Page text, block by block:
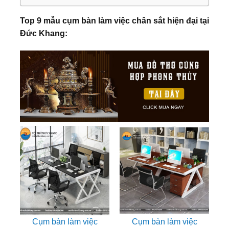
Top 9 mẫu cụm bàn làm việc chân sắt hiện đại tại
Đức Khang:
Cụm bàn làm việc
Cụm bàn làm việc